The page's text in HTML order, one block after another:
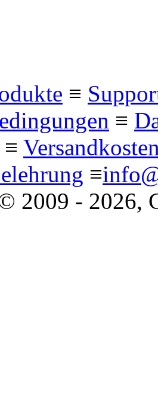
≡
≡
≡
≡
2009 - 2026,